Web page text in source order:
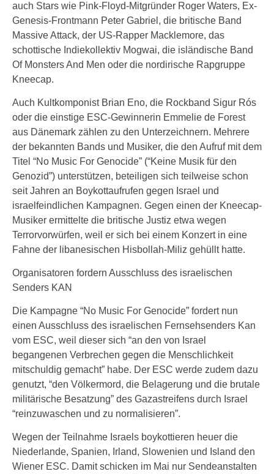
auch Stars wie Pink-Floyd-Mitgründer Roger Waters, Ex-
Genesis-Frontmann Peter Gabriel, die britische Band
Massive Attack, der US-Rapper Macklemore, das
schottische Indiekollektiv Mogwai, die isländische Band
Of Monsters And Men oder die nordirische Rapgruppe
Kneecap.
Auch Kultkomponist Brian Eno, die Rockband Sigur Rós
oder die einstige ESC-Gewinnerin Emmelie de Forest
aus Dänemark zählen zu den Unterzeichnern. Mehrere
der bekannten Bands und Musiker, die den Aufruf mit dem
Titel “No Music For Genocide” (“Keine Musik für den
Genozid”) unterstützen, beteiligen sich teilweise schon
seit Jahren an Boykottaufrufen gegen Israel und
israelfeindlichen Kampagnen. Gegen einen der Kneecap-
Musiker ermittelte die britische Justiz etwa wegen
Terrorvorwürfen, weil er sich bei einem Konzert in eine
Fahne der libanesischen Hisbollah-Miliz gehüllt hatte.
Organisatoren fordern Ausschluss des israelischen
Senders KAN
Die Kampagne “No Music For Genocide” fordert nun
einen Ausschluss des israelischen Fernsehsenders Kan
vom ESC, weil dieser sich “an den von Israel
begangenen Verbrechen gegen die Menschlichkeit
mitschuldig gemacht” habe. Der ESC werde zudem dazu
genutzt, “den Völkermord, die Belagerung und die brutale
militärische Besatzung” des Gazastreifens durch Israel
“reinzuwaschen und zu normalisieren”.
Wegen der Teilnahme Israels boykottieren heuer die
Niederlande, Spanien, Irland, Slowenien und Island den
Wiener ESC. Damit schicken im Mai nur Sendeanstalten